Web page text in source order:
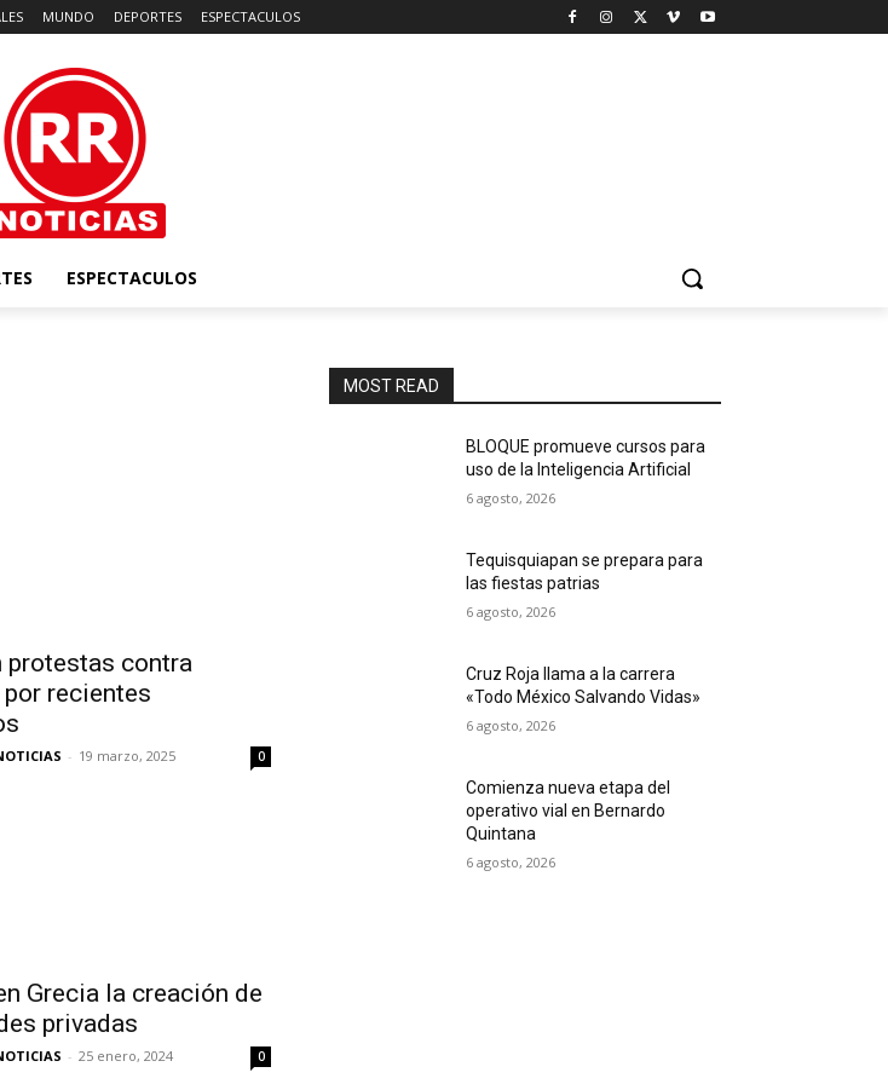
MUNDO DEPORTES ESPECTACULOS
ESPECTACULOS
protestas contra
recientes
- 19 marzo, 2025 0
Grecia la creación de
privadas
- 25 enero, 2024 0
MOST READ
BLOQUE promueve cursos para
uso de la Inteligencia Artificial
6 agosto, 2026
Tequisquiapan se prepara para
las fiestas patrias
6 agosto, 2026
Cruz Roja llama a la carrera
«Todo México Salvando Vidas»
6 agosto, 2026
Comienza nueva etapa del
operativo vial en Bernardo
Quintana
6 agosto, 2026